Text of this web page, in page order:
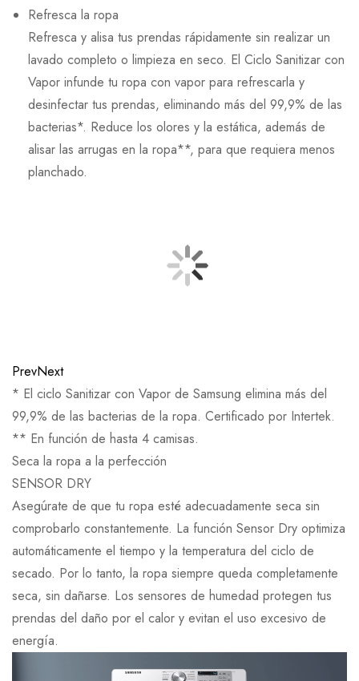
Refresca la ropa
Refresca y alisa tus prendas rápidamente sin realizar un
lavado completo o limpieza en seco. El Ciclo Sanitizar con
Vapor infunde tu ropa con vapor para refrescarla y
desinfectar tus prendas, eliminando más del 99,9% de las
bacterias*. Reduce los olores y la estática, además de
alisar las arrugas en la ropa**, para que requiera menos
planchado.
PrevNext
* El ciclo Sanitizar con Vapor de Samsung elimina más del
99,9% de las bacterias de la ropa. Certificado por Intertek.
** En función de hasta 4 camisas.
Seca la ropa a la perfección
SENSOR DRY
Asegúrate de que tu ropa esté adecuadamente seca sin
comprobarlo constantemente. La función Sensor Dry optimiza
automáticamente el tiempo y la temperatura del ciclo de
secado. Por lo tanto, la ropa siempre queda completamente
seca, sin dañarse. Los sensores de humedad protegen tus
prendas del daño por el calor y evitan el uso excesivo de
energía.